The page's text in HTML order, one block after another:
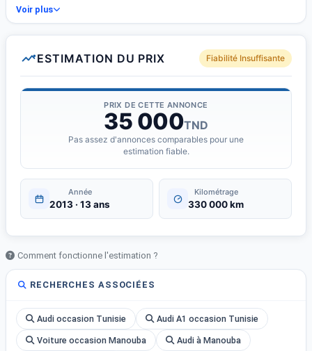
Voir plus
ESTIMATION DU PRIX Fiabilité Insuffisante
PRIX DE CETTE ANNONCE
35 000TND
Pas assez d'annonces comparables pour une
estimation fiable.
Année
2013 · 13 ans
Kilométrage
330 000 km
Comment fonctionne l'estimation ?
RECHERCHES ASSOCIÉES
Audi occasion Tunisie Audi A1 occasion Tunisie
Voiture occasion Manouba Audi à Manouba